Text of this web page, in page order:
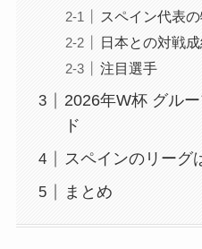
スペイン代表
日本との対戦
注目選手
2026年W杯 グル
ド
スペインのリーグ
まとめ